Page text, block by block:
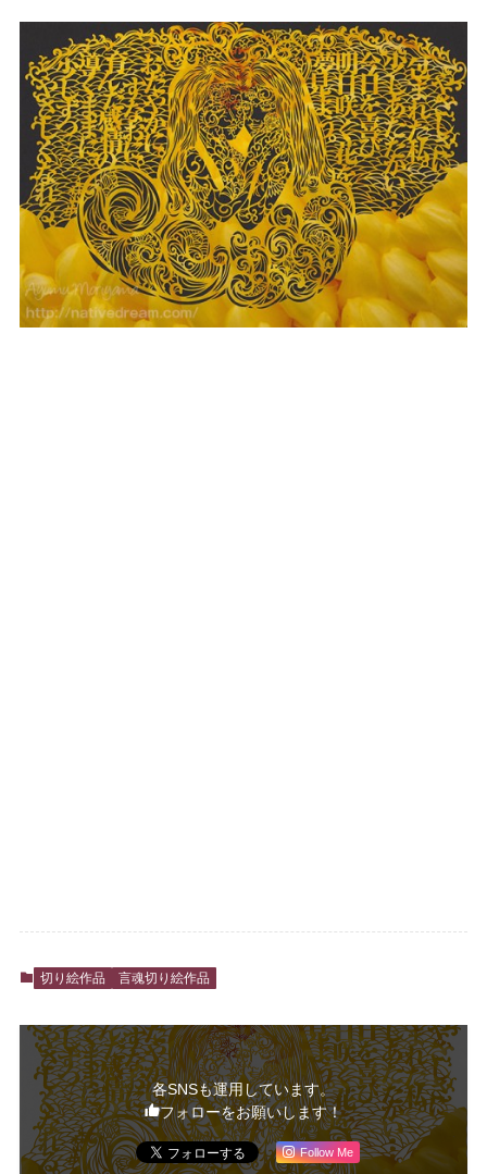
切り絵作品 言魂切り絵作品
各SNSも運用しています。
フォローをお願いします！
Follow Me